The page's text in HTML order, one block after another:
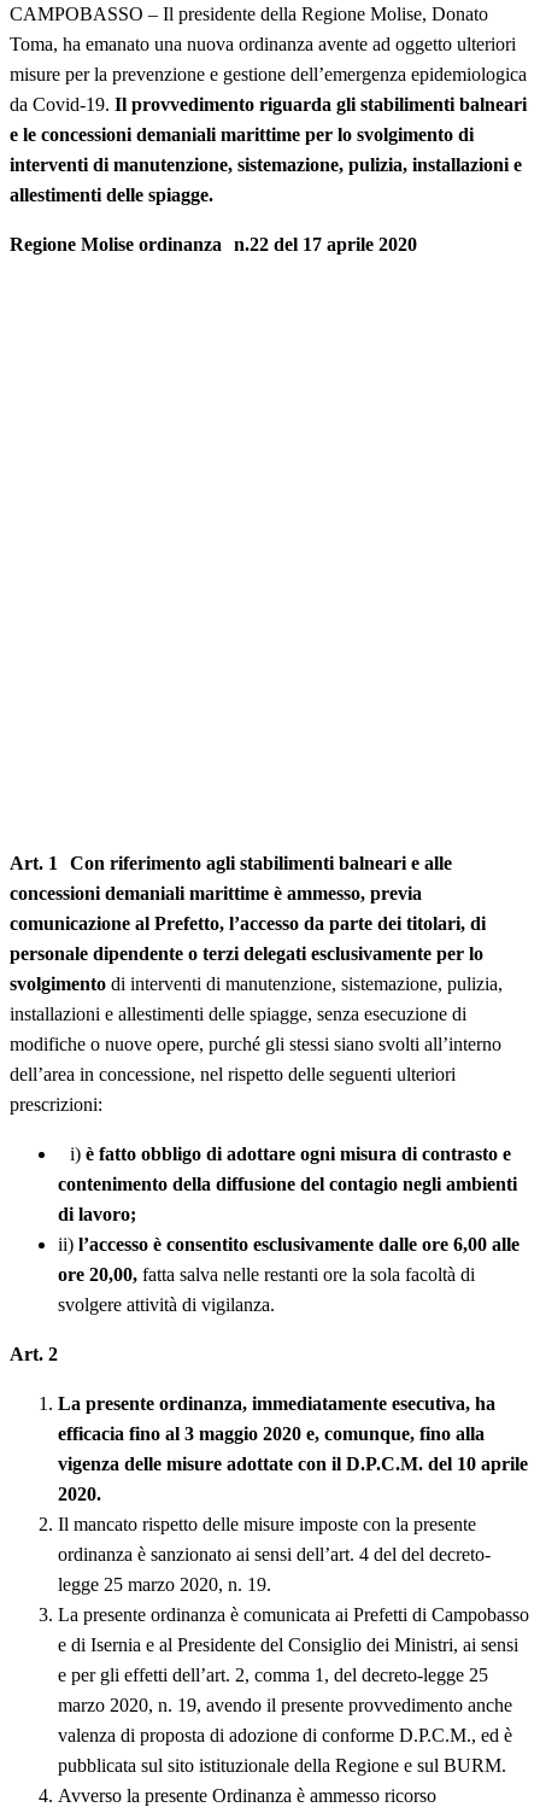
CAMPOBASSO – Il presidente della Regione Molise, Donato
Toma, ha emanato una nuova ordinanza avente ad oggetto ulteriori
misure per la prevenzione e gestione dell’emergenza epidemiologica
da Covid-19. Il provvedimento riguarda gli stabilimenti balneari
e le concessioni demaniali marittime per lo svolgimento di
interventi di manutenzione, sistemazione, pulizia, installazioni e
allestimenti delle spiagge.
Regione Molise ordinanza n.22 del 17 aprile 2020
Art. 1 Con riferimento agli stabilimenti balneari e alle
concessioni demaniali marittime è ammesso, previa
comunicazione al Prefetto, l’accesso da parte dei titolari, di
personale dipendente o terzi delegati esclusivamente per lo
svolgimento di interventi di manutenzione, sistemazione, pulizia,
installazioni e allestimenti delle spiagge, senza esecuzione di
modifiche o nuove opere, purché gli stessi siano svolti all’interno
dell’area in concessione, nel rispetto delle seguenti ulteriori
prescrizioni:
i) è fatto obbligo di adottare ogni misura di contrasto e
contenimento della diffusione del contagio negli ambienti
di lavoro;
ii) l’accesso è consentito esclusivamente dalle ore 6,00 alle
ore 20,00, fatta salva nelle restanti ore la sola facoltà di
svolgere attività di vigilanza.
Art. 2
La presente ordinanza, immediatamente esecutiva, ha
efficacia fino al 3 maggio 2020 e, comunque, fino alla
vigenza delle misure adottate con il D.P.C.M. del 10 aprile
2020.
Il mancato rispetto delle misure imposte con la presente
ordinanza è sanzionato ai sensi dell’art. 4 del del decreto-
legge 25 marzo 2020, n. 19.
La presente ordinanza è comunicata ai Prefetti di Campobasso
e di Isernia e al Presidente del Consiglio dei Ministri, ai sensi
e per gli effetti dell’art. 2, comma 1, del decreto-legge 25
marzo 2020, n. 19, avendo il presente provvedimento anche
valenza di proposta di adozione di conforme D.P.C.M., ed è
pubblicata sul sito istituzionale della Regione e sul BURM.
Avverso la presente Ordinanza è ammesso ricorso